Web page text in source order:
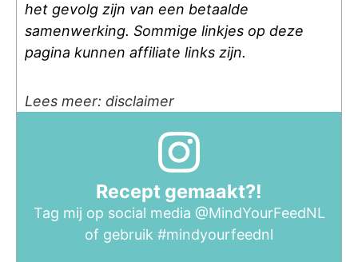
het gevolg zijn van een betaalde
samenwerking. Sommige linkjes op deze
pagina kunnen affiliate links zijn.
Lees meer: disclaimer
Recept gemaakt?!
Tag mij op social media @MindYourFeedNL
of gebruik #mindyourfeednl